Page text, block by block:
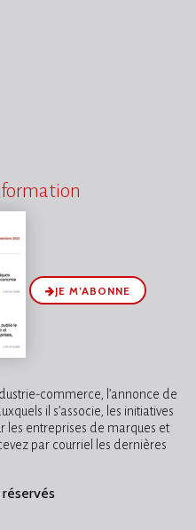
JE M’ABONNE
commerce, l’annonce de
il s’associe, les initiatives
les entreprises de marques et
par courriel les dernières